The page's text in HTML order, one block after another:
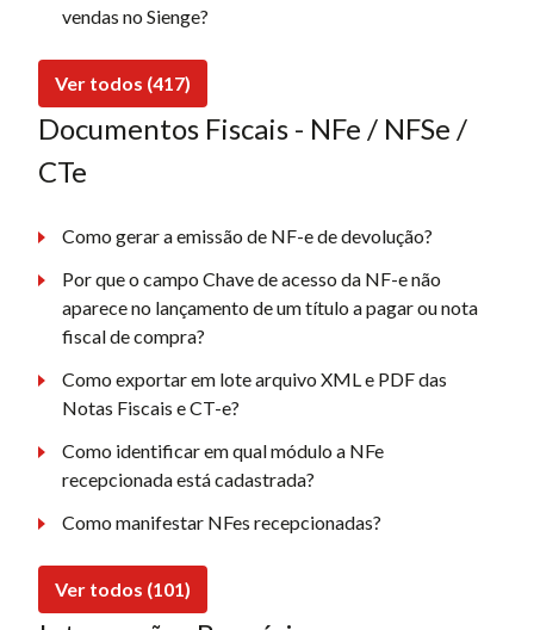
vendas no Sienge?
Ver todos (417)
Documentos Fiscais - NFe / NFSe /
CTe
Como gerar a emissão de NF-e de devolução?
Por que o campo Chave de acesso da NF-e não
aparece no lançamento de um título a pagar ou nota
fiscal de compra?
Como exportar em lote arquivo XML e PDF das
Notas Fiscais e CT-e?
Como identificar em qual módulo a NFe
recepcionada está cadastrada?
Como manifestar NFes recepcionadas?
Ver todos (101)